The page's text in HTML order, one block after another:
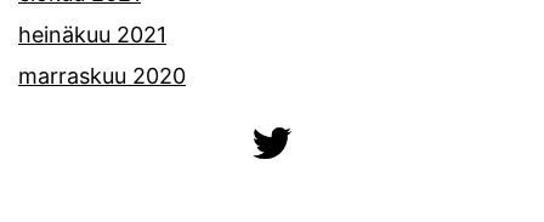
heinäkuu 2021
marraskuu 2020